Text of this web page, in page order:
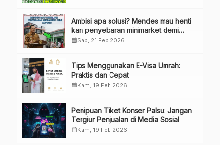
Ambisi apa solusi? Mendes mau henti
kan penyebaran minimarket demi
kopdes.
calendar_monthSab, 21 Feb 2026
Tips Menggunakan E-Visa Umrah:
Praktis dan Cepat
calendar_monthKam, 19 Feb 2026
Penipuan Tiket Konser Palsu: Jangan
Tergiur Penjualan di Media Sosial
calendar_monthKam, 19 Feb 2026